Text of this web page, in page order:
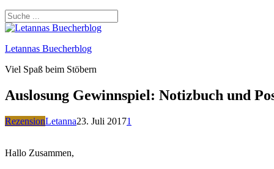
Letannas Buecherblog
Viel Spaß beim Stöbern
Auslosung Gewinnspiel: Notizbuch und
RezensionLetanna23. Juli 20171
Hallo Zusammen,